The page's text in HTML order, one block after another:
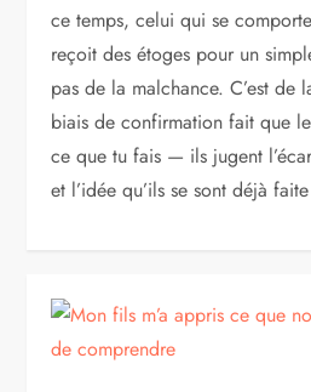
ce temps, celui qui se
reçoit des étoges pour un
pas de la malchance. C’est de
biais de confirmation fait que
ce que tu fais — ils jugent
et l’idée qu’ils se sont déjà